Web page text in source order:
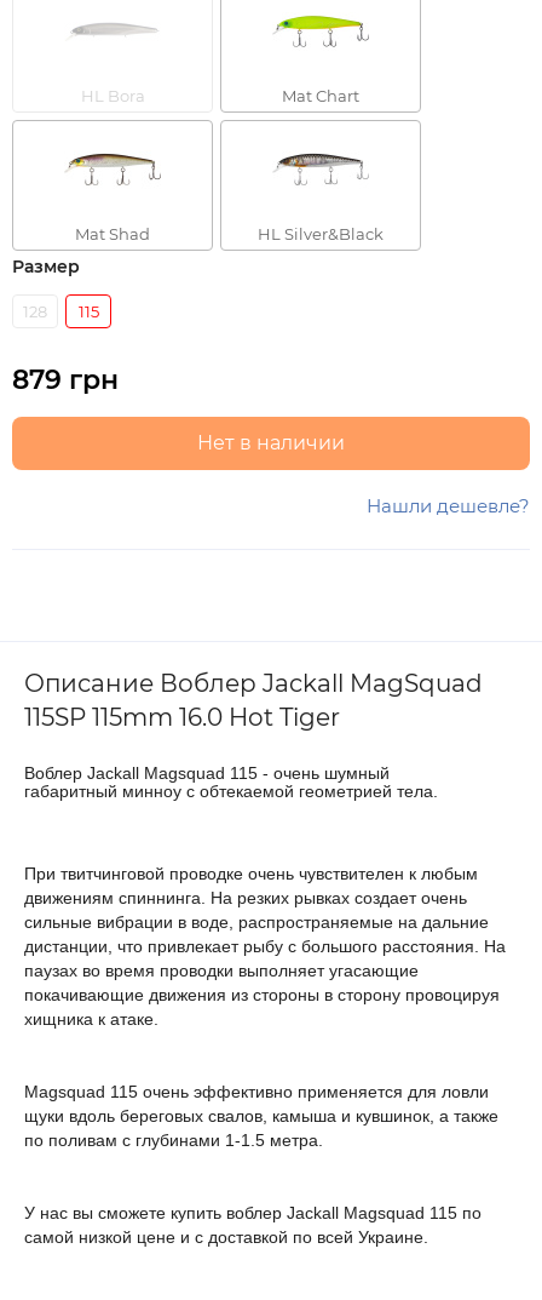
HL Bora Mat Chart
Mat Shad HL Silver&Black
Размер
128 115
879 грн
Нет в наличии
Нашли дешевле?
Описание Воблер Jackall MagSquad
115SP 115mm 16.0 Hot Tiger
Воблер Jackall Magsquad 115 - очень шумный
габаритный минноу с обтекаемой геометрией тела.
При твитчинговой проводке очень чувствителен к любым
движениям спиннинга. На резких рывках создает очень
сильные вибрации в воде, распространяемые на дальние
дистанции, что привлекает рыбу с большого расстояния. На
паузах во время проводки выполняет угасающие
покачивающие движения из стороны в сторону провоцируя
хищника к атаке.
Magsquad 115 очень эффективно применяется для ловли
щуки вдоль береговых свалов, камыша и кувшинок, а также
по поливам с глубинами 1-1.5 метра.
У нас вы сможете купить воблер Jackall Magsquad 115 по
самой низкой цене и с доставкой по всей Украине.